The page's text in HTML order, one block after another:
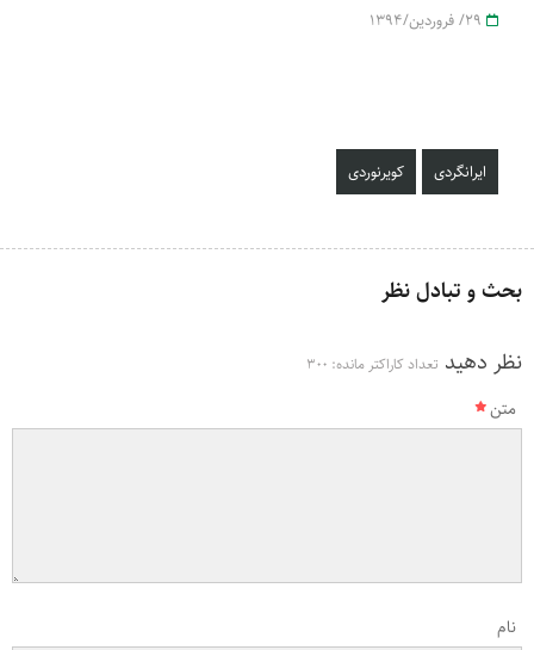
ایرانگردی کویرنوردی
بحث و تبادل نظر
نظر دهید تعداد کاراکتر مانده: 300
متن
نام